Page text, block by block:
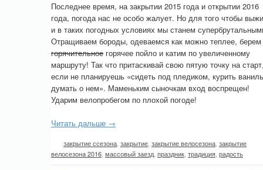
Последнее время, на закрытии 2015 года и открытии 2016
года, погода нас не особо жалует. Но для того чтобы
и в таких погодных условиях мы станем
Отращиваем бороды, одеваемся как можно теплее, берем
горячительное горячее пойло и катим по увеличенному
маршруту! Так что притаскивай свою пятую точку на
если не планируешь «сидеть под пледиком, курить
думать о нем». Маменьким сыночкам вход воспрещен!
Ударим велопробегом по плохой погоде!
Читать дальше →
закрытие ссезона закрытие закрытие велосезона закрытие
велосезона 2016 массовый заезд праздник традиция радость